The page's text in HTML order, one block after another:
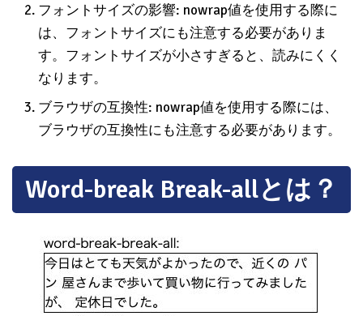
フォントサイズの影響: nowrap値を使用する際に
は、フォントサイズにも注意する必要がありま
す。フォントサイズが小さすぎると、読みにくく
なります。
ブラウザの互換性: nowrap値を使用する際には、
ブラウザの互換性にも注意する必要があります。
Word-break Break-allとは？